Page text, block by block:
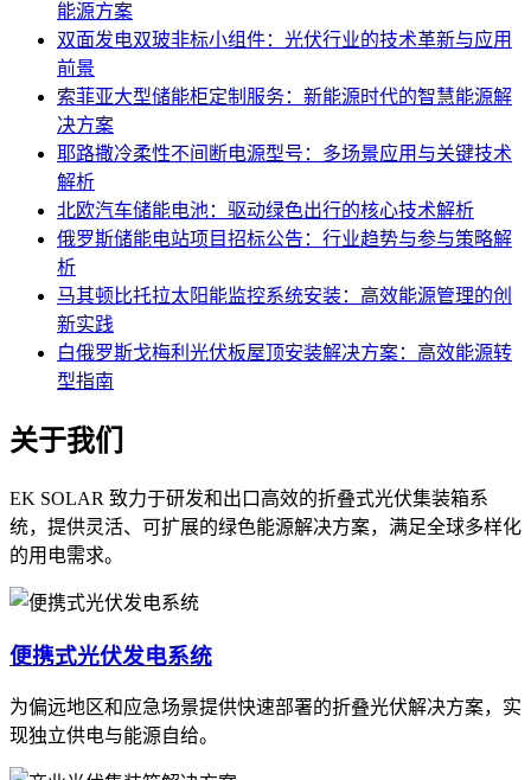
能源方案
双面发电双玻非标小组件：光伏行业的技术革新与应用
前景
索菲亚大型储能柜定制服务：新能源时代的智慧能源解
决方案
耶路撒冷柔性不间断电源型号：多场景应用与关键技术
解析
北欧汽车储能电池：驱动绿色出行的核心技术解析
俄罗斯储能电站项目招标公告：行业趋势与参与策略解
析
马其顿比托拉太阳能监控系统安装：高效能源管理的创
新实践
白俄罗斯戈梅利光伏板屋顶安装解决方案：高效能源转
型指南
关于我们
EK SOLAR 致力于研发和出口高效的折叠式光伏集装箱系
统，提供灵活、可扩展的绿色能源解决方案，满足全球多样化
的用电需求。
便携式光伏发电系统
为偏远地区和应急场景提供快速部署的折叠光伏解决方案，实
现独立供电与能源自给。